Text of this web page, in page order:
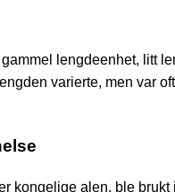
lengdeenhet, litt
varierte, men var
kongelige alen, ble brukt